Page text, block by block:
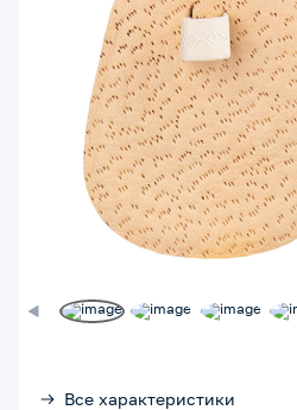
Все характеристики